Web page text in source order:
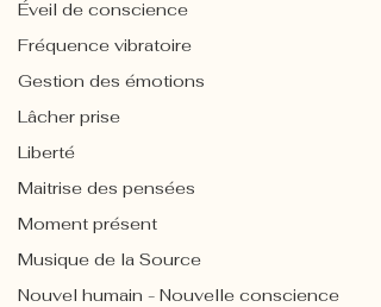
Éveil de conscience
Fréquence vibratoire
Gestion des émotions
Lâcher prise
Liberté
Maitrise des pensées
Moment présent
Musique de la Source
Nouvel humain - Nouvelle conscience